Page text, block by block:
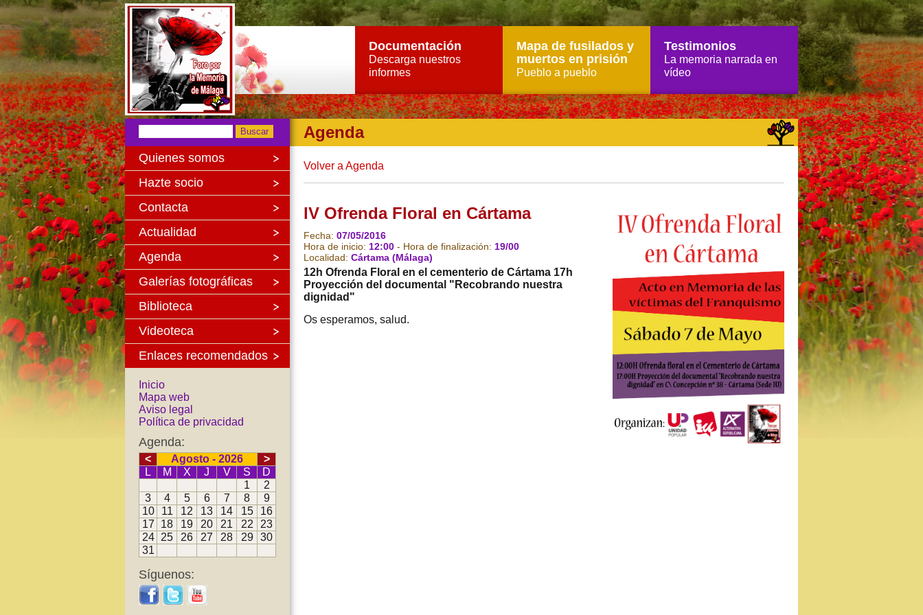
Documentación
Descarga nuestros
informes
Mapa de fusilados y
muertos en prisión
Pueblo a pueblo
Testimonios
La memoria narrada en
vídeo
Quienes somos
Hazte socio
Contacta
Actualidad
Agenda
Galerías fotográficas
Biblioteca
Videoteca
Enlaces recomendados
Inicio
Mapa web
Aviso legal
Política de privacidad
Agenda:
< Agosto - 2026
>
L
M X J V S
D
1
2
3
4 5 6 7 8
9
10
11 12 13 14 15
16
17
18 19 20 21 22
23
24
25 26 27 28 29
30
31
Síguenos:
Agenda
Volver a Agenda
lV Ofrenda Floral en Cártama
Fecha: 07/05/2016
Hora de inicio: 12:00 - Hora de finalización: 19/00
Localidad: Cártama (Málaga)
12h Ofrenda Floral en el cementerio de Cártama 17h
Proyección del documental "Recobrando nuestra
dignidad"
Os esperamos, salud.